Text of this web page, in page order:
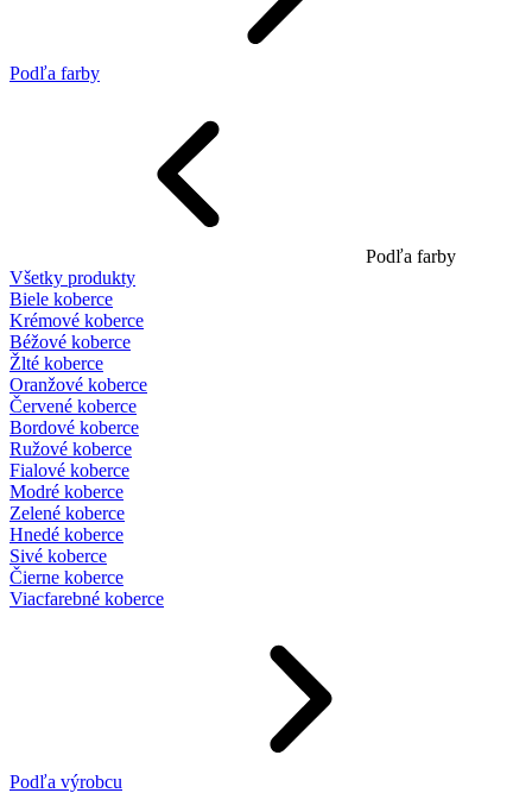
Podľa farby
Podľa farby
Všetky produkty
Biele koberce
Krémové koberce
Béžové koberce
Žlté koberce
Oranžové koberce
Červené koberce
Bordové koberce
Ružové koberce
Fialové koberce
Modré koberce
Zelené koberce
Hnedé koberce
Sivé koberce
Čierne koberce
Viacfarebné koberce
Podľa výrobcu